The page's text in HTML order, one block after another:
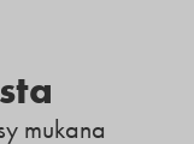
mukana